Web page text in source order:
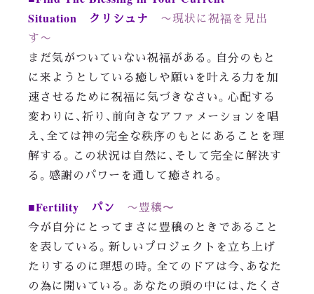
Situation クリシュナ
〜現状に祝福を見出
す〜
まだ気がついていない祝福がある。自分のもと
に来ようとしている癒しや願いを叶える力を加
速させるために祝福に気づきなさい。心配する
変わりに、祈り、前向きなアファメーションを唱
え、全ては神の完全な秩序のもとにあることを理
解する。この状況は自然に、そして完全に解決す
る。感謝のパワーを通して癒される。
■Fertility パン
〜豊穣〜
今が自分にとってまさに豊穣のときであること
を表している。新しいプロジェクトを立ち上げ
たりするのに理想の時。全てのドアは今、あなた
の為に開いている。あなたの頭の中には、たくさ